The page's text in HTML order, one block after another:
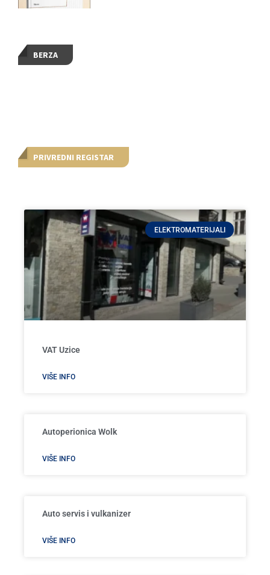
BERZA
PRIVREDNI REGISTAR
ELEKTROMATERIJALI
VAT Uzice
VIŠE INFO
Autoperionica Wolk
VIŠE INFO
Auto servis i vulkanizer
VIŠE INFO